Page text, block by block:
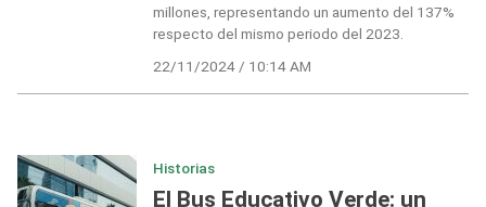
millones, representando un aumento del 137%
respecto del mismo periodo del 2023.
22/11/2024 / 10:14 AM
Historias
El Bus Educativo Verde: un